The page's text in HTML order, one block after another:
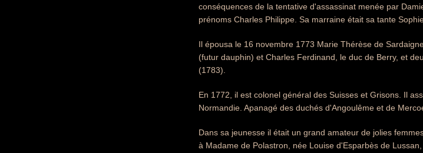
conséquences de la tentative d'assassinat menée par
prénoms Charles Philippe. Sa marraine était sa tante
Il épousa le 16 novembre 1773 Marie Thérèse de
(futur dauphin) et Charles Ferdinand, le duc de Berry, et
(1783).
En 1772, il est colonel général des Suisses et Grisons. Il
Normandie. Apanagé des duchés d'Angoulême et de
Dans sa jeunesse il était un grand amateur de jolies
à Madame de Polastron, née Louise d'Esparbès de